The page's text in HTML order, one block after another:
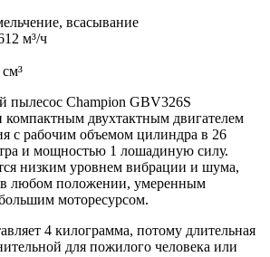
всасывание
м³/ч
пылесос Champion GBV326S
компактным двухтактным двигателем
с рабочим объемом цилиндра в 26
и мощностью 1 лошадиную силу.
низким уровнем вибрации и шума,
в любом положении, умеренным
моторесурсом.
4 килограмма, потому длительная
для пожилого человека или